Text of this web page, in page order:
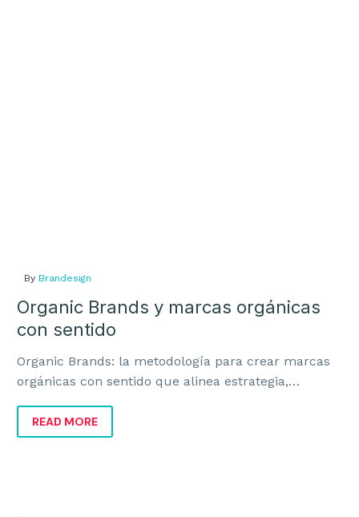
By Brandesign
Organic Brands y marcas orgánicas
con sentido
Organic Brands: la metodología para crear marcas
orgánicas con sentido que alinea estrategia,
READ MORE